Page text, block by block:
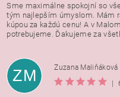
Sme maximálne spokojní so
tým najlepším úmyslom. Mám
kúpou za každú cenu! A v
potrebujeme. Ďakujeme za
ZM
Zuzana Maliňáková
|